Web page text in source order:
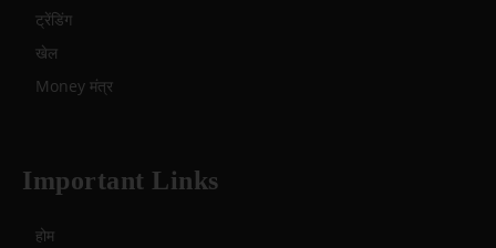
ट्रेंडिंग
खेल
Money मंत्र
Important Links
होम